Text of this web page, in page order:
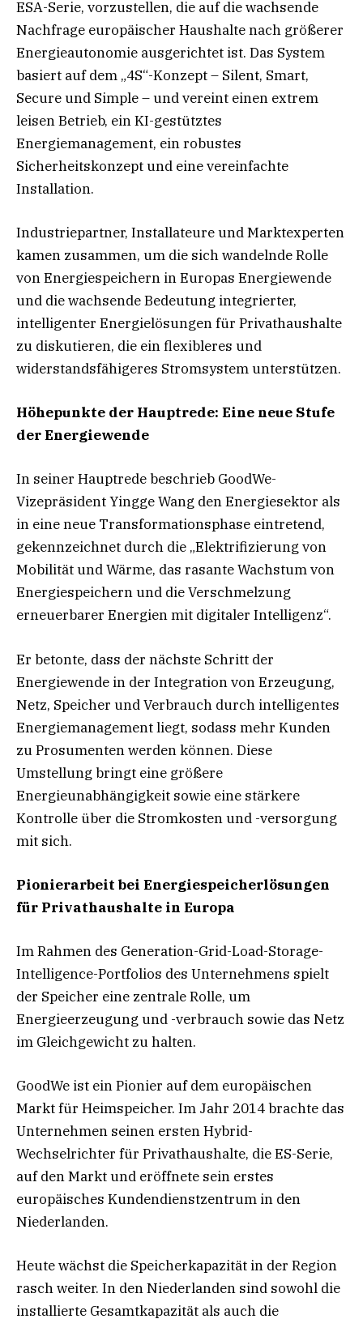
ESA-Serie, vorzustellen, die auf die wachsende
Nachfrage europäischer Haushalte nach größerer
Energieautonomie ausgerichtet ist. Das System
basiert auf dem „4S“-Konzept – Silent, Smart,
Secure und Simple – und vereint einen extrem
leisen Betrieb, ein KI-gestütztes
Energiemanagement, ein robustes
Sicherheitskonzept und eine vereinfachte
Installation.
Industriepartner, Installateure und Marktexperten
kamen zusammen, um die sich wandelnde Rolle
von Energiespeichern in Europas Energiewende
und die wachsende Bedeutung integrierter,
intelligenter Energielösungen für Privathaushalte
zu diskutieren, die ein flexibleres und
widerstandsfähigeres Stromsystem unterstützen.
Höhepunkte der Hauptrede: Eine neue Stufe
der Energiewende
In seiner Hauptrede beschrieb GoodWe-
Vizepräsident Yingge Wang den Energiesektor als
in eine neue Transformationsphase eintretend,
gekennzeichnet durch die „Elektrifizierung von
Mobilität und Wärme, das rasante Wachstum von
Energiespeichern und die Verschmelzung
erneuerbarer Energien mit digitaler Intelligenz“.
Er betonte, dass der nächste Schritt der
Energiewende in der Integration von Erzeugung,
Netz, Speicher und Verbrauch durch intelligentes
Energiemanagement liegt, sodass mehr Kunden
zu Prosumenten werden können. Diese
Umstellung bringt eine größere
Energieunabhängigkeit sowie eine stärkere
Kontrolle über die Stromkosten und -versorgung
mit sich.
Pionierarbeit bei Energiespeicherlösungen
für Privathaushalte in Europa
Im Rahmen des Generation-Grid-Load-Storage-
Intelligence-Portfolios des Unternehmens spielt
der Speicher eine zentrale Rolle, um
Energieerzeugung und -verbrauch sowie das Netz
im Gleichgewicht zu halten.
GoodWe ist ein Pionier auf dem europäischen
Markt für Heimspeicher. Im Jahr 2014 brachte das
Unternehmen seinen ersten Hybrid-
Wechselrichter für Privathaushalte, die ES-Serie,
auf den Markt und eröffnete sein erstes
europäisches Kundendienstzentrum in den
Niederlanden.
Heute wächst die Speicherkapazität in der Region
rasch weiter. In den Niederlanden sind sowohl die
installierte Gesamtkapazität als auch die